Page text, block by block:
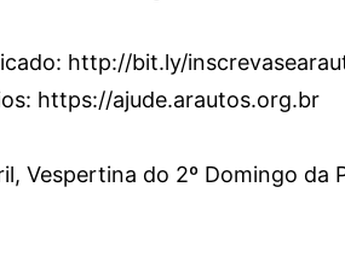
http://bit.ly/
https://ajude.arautos.org.br
Vespertina do 2º Domingo da